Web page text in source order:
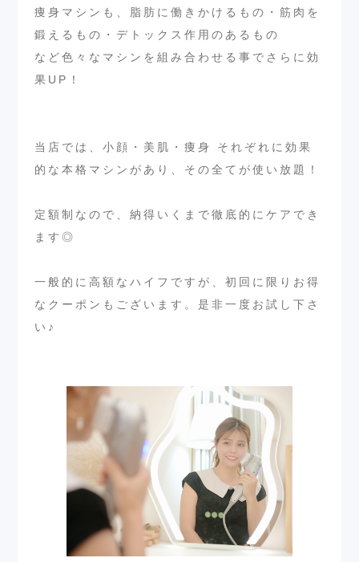
痩身マシンも、脂肪に働きかけるもの・筋肉を
鍛えるもの・デトックス作用のあるもの
など色々なマシンを組み合わせる事でさらに効
果UP！
当店では、小顔・美肌・痩身 それぞれに効果
的な本格マシンがあり、その全てが使い放題！
定額制なので、納得いくまで徹底的にケアでき
ます◎
一般的に高額なハイフですが、初回に限りお得
なクーポンもございます。是非一度お試し下さ
い♪